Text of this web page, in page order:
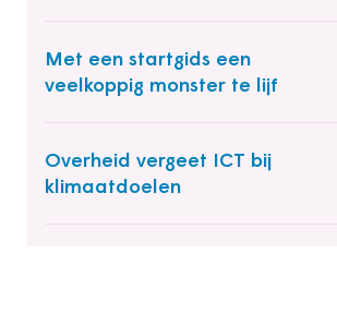
Met een startgids een
veelkoppig monster te lijf
Overheid vergeet ICT bij
klimaatdoelen